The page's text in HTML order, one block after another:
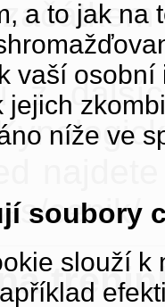
a to jak na
vaší
jejich
níže ve
soubory
slouží k
z
cenik/